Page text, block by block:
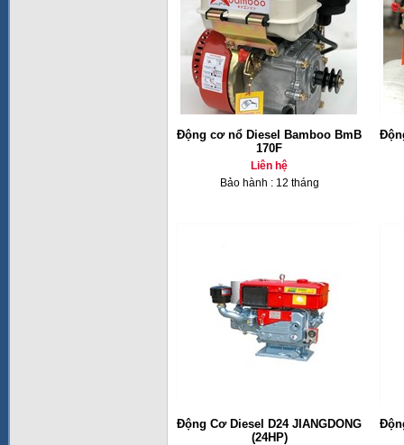
Động cơ nổ Diesel Bamboo BmB
170F
Liên hệ
Bảo hành : 12 tháng
Động Cơ Diesel D24 JIANGDONG
(24HP)